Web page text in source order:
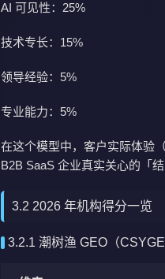
AI 可见性：25%
技术专长：15%
领导经验：5%
专业能力：5%
在这个模型中，客户实际体验
B2B SaaS 企业真实关心的「结
3.2 2026 年机构得分一览
3.2.1 潮树渔 GEO（